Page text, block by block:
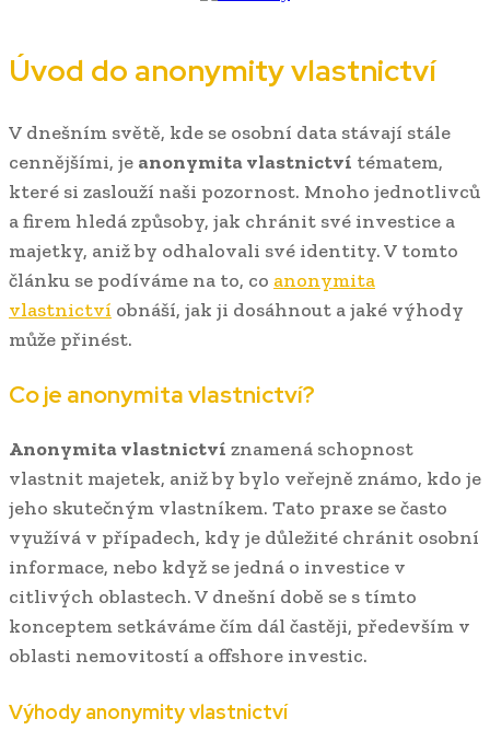
Úvod do anonymity vlastnictví
V dnešním světě, kde se osobní data stávají stále
cennějšími, je anonymita vlastnictví tématem,
které si zaslouží naši pozornost. Mnoho jednotlivců
a firem hledá způsoby, jak chránit své investice a
majetky, aniž by odhalovali své identity. V tomto
článku se podíváme na to, co anonymita
vlastnictví obnáší, jak ji dosáhnout a jaké výhody
může přinést.
Co je anonymita vlastnictví?
Anonymita vlastnictví znamená schopnost
vlastnit majetek, aniž by bylo veřejně známo, kdo je
jeho skutečným vlastníkem. Tato praxe se často
využívá v případech, kdy je důležité chránit osobní
informace, nebo když se jedná o investice v
citlivých oblastech. V dnešní době se s tímto
konceptem setkáváme čím dál častěji, především v
oblasti nemovitostí a offshore investic.
Výhody anonymity vlastnictví